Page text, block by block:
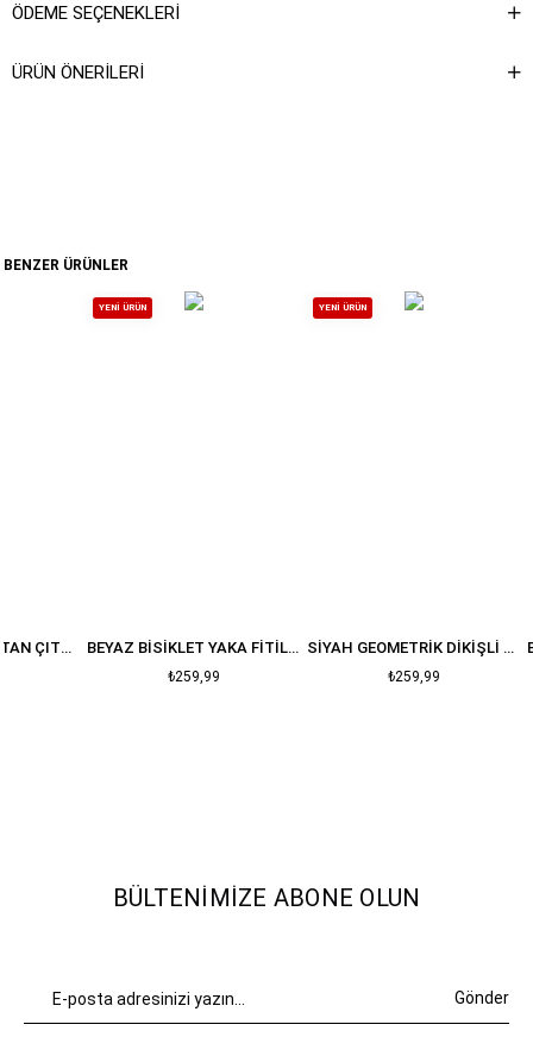
ÖDEME SEÇENEKLERI
ÜRÜN ÖNERILERI
BENZER ÜRÜNLER
BEYAZ FITILLI ALTTAN ÇITÇITLI BODYSUIT BEYAZ BISIKLET YAKA FITILLI BLUZ
₺259,99
YENI ÜRÜN
SIYAH GEOMETRIK DIKIŞLI CROP
₺259,99
YENI ÜRÜN
BÜLTENIMIZE ABONE OLUN
Gönder